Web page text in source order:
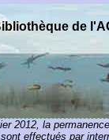
2012, la
effectués par
de